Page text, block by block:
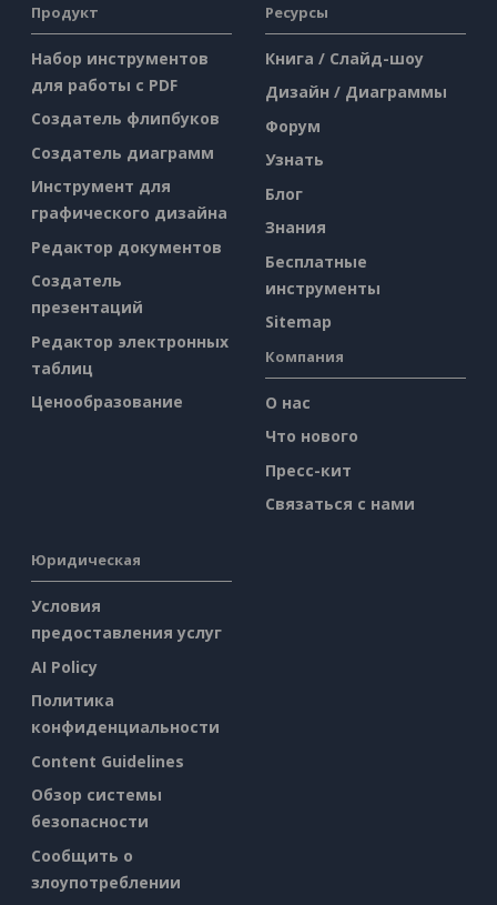
Продукт
Набор инструментов
для работы с PDF
Создатель флипбуков
Создатель диаграмм
Инструмент для
графического дизайна
Редактор документов
Создатель
презентаций
Редактор электронных
таблиц
Ценообразование
Ресурсы
Книга / Слайд-шоу
Дизайн / Диаграммы
Форум
Узнать
Блог
Знания
Бесплатные
инструменты
Sitemap
Компания
О нас
Что нового
Пресс-кит
Связаться с нами
Юридическая
Условия
предоставления услуг
AI Policy
Политика
конфиденциальности
Content Guidelines
Обзор системы
безопасности
Сообщить о
злоупотреблении